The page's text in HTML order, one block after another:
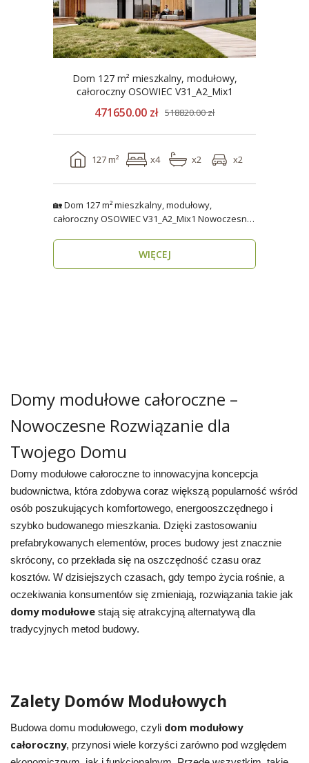
Dom 127 m² mieszkalny, modułowy,
całoroczny OSOWIEC V31_A2_Mix1
471650.00 zł 518820.00 zł
127 m² x4 x2 x2
🏡 Dom 127 m² mieszkalny, modułowy,
całoroczny OSOWIEC V31_A2_Mix1 Nowoczesny,
WIĘCEJ
Domy modułowe całoroczne –
Nowoczesne Rozwiązanie dla
Twojego Domu
Domy modułowe całoroczne to innowacyjna koncepcja
budownictwa, która zdobywa coraz większą popularność wśród
osób poszukujących komfortowego, energooszczędnego i
szybko budowanego mieszkania. Dzięki zastosowaniu
prefabrykowanych elementów, proces budowy jest znacznie
skrócony, co przekłada się na oszczędność czasu oraz
kosztów. W dzisiejszych czasach, gdy tempo życia rośnie, a
oczekiwania konsumentów się zmieniają, rozwiązania takie jak
domy modułowestają się atrakcyjną alternatywą dla
tradycyjnych metod budowy.
Zalety Domów Modułowych
Budowa domu modułowego, czyli dom modułowy
całoroczny, przynosi wiele korzyści zarówno pod względem